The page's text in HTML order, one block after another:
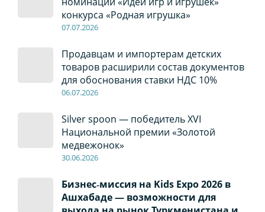
конкурса «Родная игрушка»
07.07.2026
Продавцам и импортерам детских
товаров расширили состав документов
для обоснования ставки НДС 10%
06.07.2026
Silver spoon — победитель XVI
Национальной премии «Золотой
медвежонок»
30.06.2026
Бизнес‑миссия на Kids Expo 2026 в
Ашхабаде — возможности для